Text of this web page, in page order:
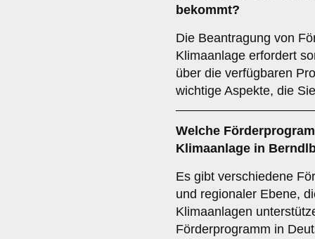
bekommt?
Die Beantragung von
Klimaanlage erfordert
über die verfügbaren
wichtige Aspekte, die
Welche
Klimaanlage in
Es gibt verschiedene
und regionaler Ebene,
Klimaanlagen
Förderprogramm in